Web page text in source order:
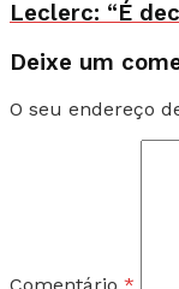
Leclerc: “É
Deixe um
O seu endereço